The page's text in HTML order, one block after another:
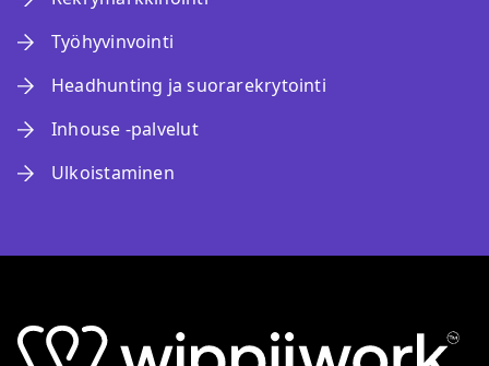
Työhyvinvointi
Headhunting ja suorarekrytointi
Inhouse -palvelut
Ulkoistaminen